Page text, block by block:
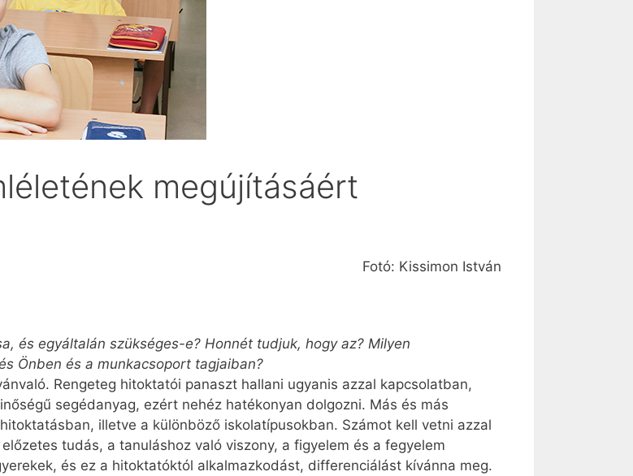
megújításáért
Fotó: Kissimon István
és egyáltalán szükséges-e? Honnét tudjuk, hogy az? Milyen
Önben és a munkacsoport tagjaiban?
Rengeteg hitoktatói panaszt hallani ugyanis azzal kapcsolatban,
segédanyag, ezért nehéz hatékonyan dolgozni. Más és más
illetve a különböző iskolatípusokban. Számot kell vetni azzal
tudás, a tanuláshoz való viszony, a figyelem és a fegyelem
és ez a hitoktatóktól alkalmazkodást, differenciálást kívánna meg.